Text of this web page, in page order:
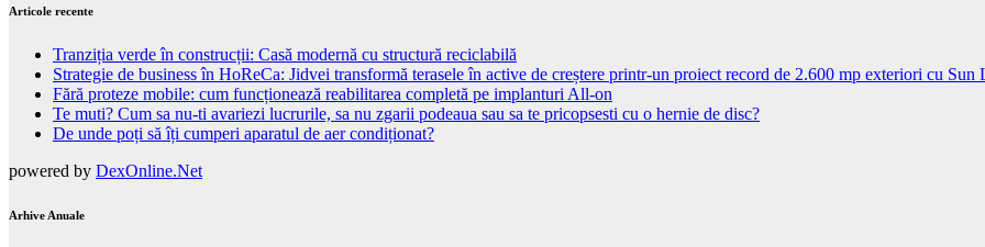
Articole recente
Tranziția verde în construcții: Casă modernă cu structură reciclabilă
Strategie de business în HoReCa: Jidvei transformă terasele în active de creștere printr-un proiect record de 2.600 mp exteriori cu Sun
Fără proteze mobile: cum funcționează reabilitarea completă pe implanturi All-on
Te muti? Cum sa nu-ti avariezi lucrurile, sa nu zgarii podeaua sau sa te pricopsesti cu o hernie de disc?
De unde poți să îți cumperi aparatul de aer condiționat?
powered by DexOnline.Net
Arhive Anuale